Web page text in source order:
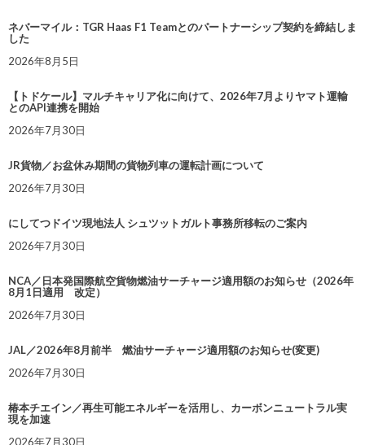
ネバーマイル：TGR Haas F1 Teamとのパートナーシップ契約を締結しま
した
2026年8月5日
【トドケール】マルチキャリア化に向けて、2026年7月よりヤマト運輸
とのAPI連携を開始
2026年7月30日
JR貨物／お盆休み期間の貨物列車の運転計画について
2026年7月30日
にしてつドイツ現地法人 シュツットガルト事務所移転のご案内
2026年7月30日
NCA／日本発国際航空貨物燃油サーチャージ適用額のお知らせ（2026年
8月1日適用 改定）
2026年7月30日
JAL／2026年8月前半 燃油サーチャージ適用額のお知らせ(変更)
2026年7月30日
椿本チエイン／再生可能エネルギーを活用し、カーボンニュートラル実
現を加速
2026年7月30日